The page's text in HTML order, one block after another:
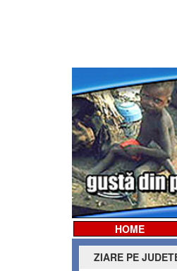
HOME
ZIARE PE